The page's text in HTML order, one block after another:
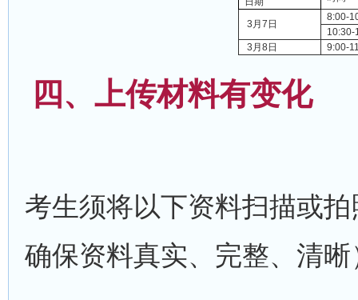
3月7日
8:00-
10:30-
3月8日
9:00-
四、 上传材料有变化
考生须将以下资料扫描或
确保资料真实、完整、清晰